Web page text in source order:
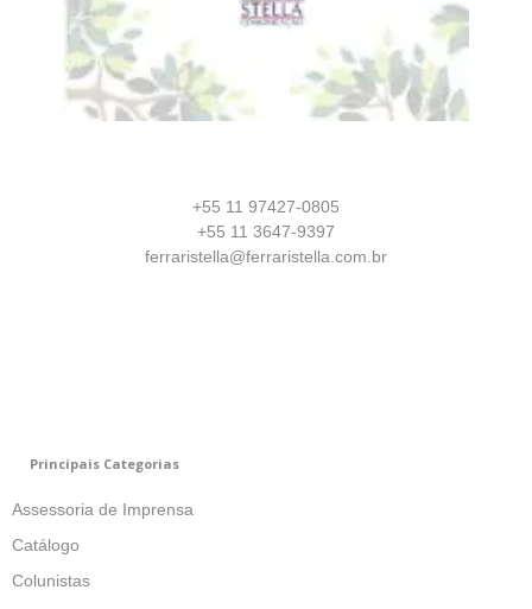
+55 11 97427-0805
+55 11 3647-9397
ferraristella@ferraristella.com.br
Principais Categorias
Assessoria de Imprensa
Catálogo
Colunistas